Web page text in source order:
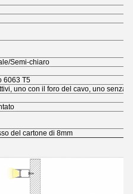
Semi-chiaro
6063 T5
uno con il foro del cavo, uno senza
del cartone di 8mm